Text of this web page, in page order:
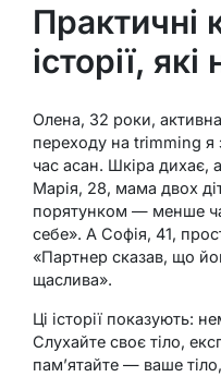
Практичні
історії,
Олена, 32 роки,
переходу на trimming я
час асан. Шкіра дихає,
Марія, 28, мама двох
порятунком — менше
себе». А Софія, 41,
«Партнер сказав, що
щаслива».
Ці історії показують:
Слухайте своє тіло,
пам’ятайте — ваше